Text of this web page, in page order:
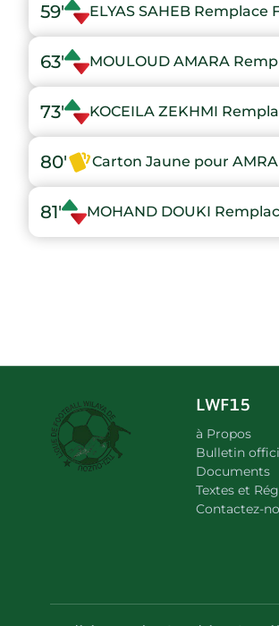
59' ELYAS SAHEB Remplace
63' MOULOUD AMARA
73' KOCEILA ZEKHMI
80' Carton Jaune pour
81' MOHAND DOUKI
LWF15
à Propos
Bulletin
Documents
Textes et
Contactez-